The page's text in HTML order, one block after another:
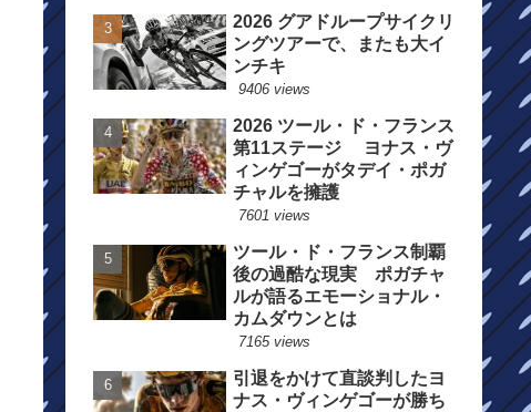
2026 グアドループサイクリ
ングツアーで、またも大イ
ンチキ
9406 views
2026 ツール・ド・フランス
第11ステージ ヨナス・ヴ
ィンゲゴーがタデイ・ポガ
チャルを擁護
7601 views
ツール・ド・フランス制覇
後の過酷な現実 ポガチャ
ルが語るエモーショナル・
カムダウンとは
7165 views
引退をかけて直談判したヨ
ナス・ヴィンゲゴーが勝ち